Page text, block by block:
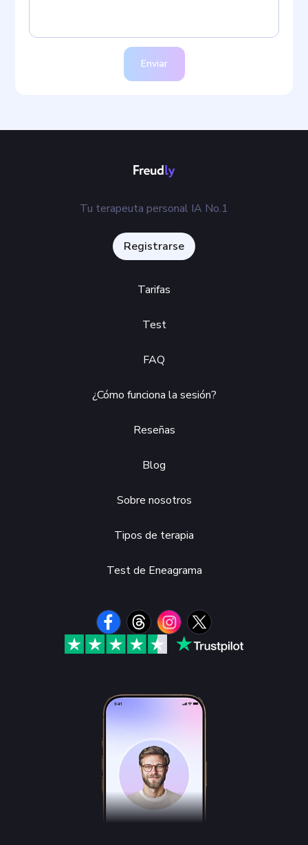
Enviar
Tu terapeuta personal IA No.1
Registrarse
Tarifas
Test
FAQ
¿Cómo funciona la sesión?
Reseñas
Blog
Sobre nosotros
Tipos de terapia
Test de Eneagrama